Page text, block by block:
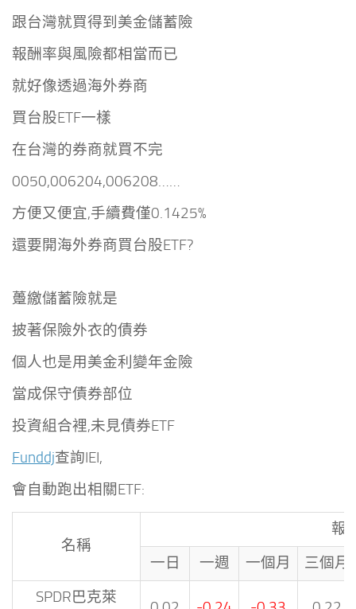
跟台灣就買得到美金儲蓄險
報酬率與風險都相當而已
就好像透過海外券商
買台股ETF一樣
在台灣的券商就買不完
0050,006204,006208……
方便又便宜,手續費僅0.1425%
還要開海外券商買台股ETF?
躉繳儲蓄險就是
披著保險外衣的債券
個人也是用美金利變年金險
當成保守債券部位
投資組合裡,未見債券ETF
Funddj查詢IEI,
會自動跑出相關ETF:
名稱
報
一日
一週 一個月
三個月
SPDR巴克萊